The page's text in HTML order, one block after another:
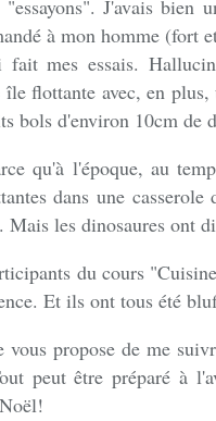
J'avais bien
à mon homme (fort
mes essais.
île flottante avec, en
bols d'environ 10cm de
qu'à l'époque, au
dans une
Mais les dinosaures ont
du cours
Et ils ont tous été
propose de me
peut être préparé à